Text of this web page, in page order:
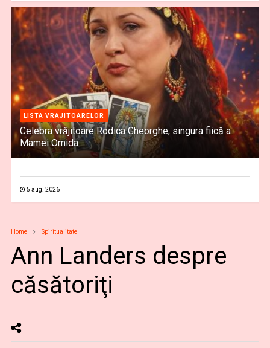
LISTA VRAJITOARELOR
Celebra vrăjitoare Rodica Gheorghe, singura fiică a
Mamei Omida
5 aug. 2026
Home Spiritualitate
Ann Landers despre
căsătoriţi